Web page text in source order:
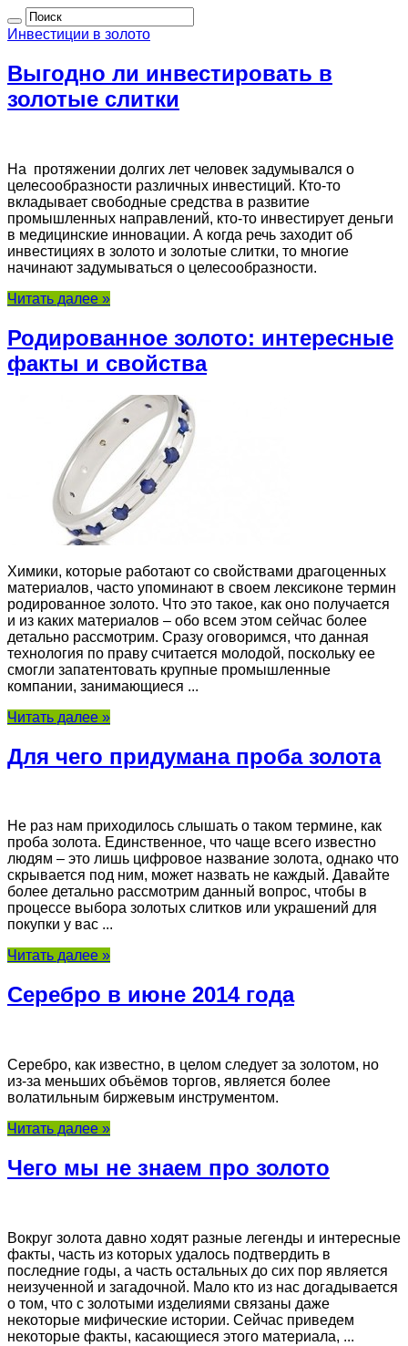
Инвестиции в золото
Выгодно ли инвестировать в
золотые слитки
На протяжении долгих лет человек задумывался о
целесообразности различных инвестиций. Кто-то
вкладывает свободные средства в развитие
промышленных направлений, кто-то инвестирует деньги
в медицинские инновации. А когда речь заходит об
инвестициях в золото и золотые слитки, то многие
начинают задумываться о целесообразности.
Читать далее »
Родированное золото: интересные
факты и свойства
Химики, которые работают со свойствами драгоценных
материалов, часто упоминают в своем лексиконе термин
родированное золото. Что это такое, как оно получается
и из каких материалов – обо всем этом сейчас более
детально рассмотрим. Сразу оговоримся, что данная
технология по праву считается молодой, поскольку ее
смогли запатентовать крупные промышленные
компании, занимающиеся ...
Читать далее »
Для чего придумана проба золота
Не раз нам приходилось слышать о таком термине, как
проба золота. Единственное, что чаще всего известно
людям – это лишь цифровое название золота, однако что
скрывается под ним, может назвать не каждый. Давайте
более детально рассмотрим данный вопрос, чтобы в
процессе выбора золотых слитков или украшений для
покупки у вас ...
Читать далее »
Серебро в июне 2014 года
Серебро, как известно, в целом следует за золотом, но
из-за меньших объёмов торгов, является более
волатильным биржевым инструментом.
Читать далее »
Чего мы не знаем про золото
Вокруг золота давно ходят разные легенды и интересные
факты, часть из которых удалось подтвердить в
последние годы, а часть остальных до сих пор является
неизученной и загадочной. Мало кто из нас догадывается
о том, что с золотыми изделиями связаны даже
некоторые мифические истории. Сейчас приведем
некоторые факты, касающиеся этого материала, ...